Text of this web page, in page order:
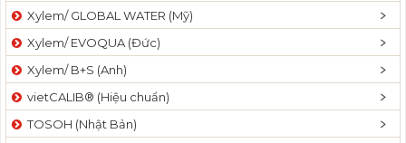
v
a
t
Xylem/ GLOBAL WATER (Mỹ)
Xylem/ EVOQUA (Đức)
Xylem/ B+S (Anh)
vietCALIB® (Hiệu chuẩn)
TOSOH (Nhật Bản)